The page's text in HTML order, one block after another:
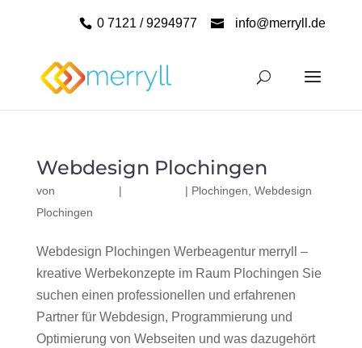
0 7121 / 9294977 info@merryll.de
Webdesign Plochingen
von | | Plochingen Webdesign
Plochingen
Webdesign Plochingen Werbeagentur merryll –
kreative Werbekonzepte im Raum Plochingen Sie
suchen einen professionellen und erfahrenen
Partner für Webdesign, Programmierung und
Optimierung von Webseiten und was dazugehört